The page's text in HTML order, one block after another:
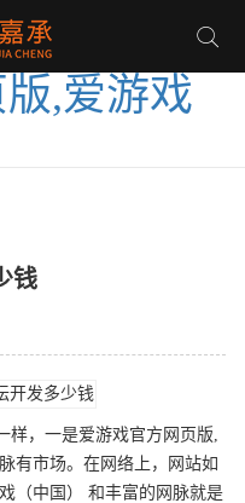
,爱游戏
钱
样，一是爱游戏官方网页版,
有市场。在网络上，网站如
（中国） 和丰富的网脉就是